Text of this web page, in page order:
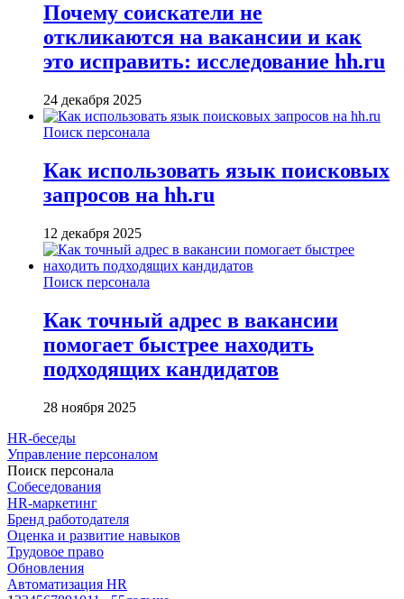
Почему соискатели не
откликаются на вакансии и как
это исправить: исследование hh.ru
24 декабря 2025
Поиск персонала
Как использовать язык поисковых
запросов на hh.ru
12 декабря 2025
Поиск персонала
Как точный адрес в вакансии
помогает быстрее находить
подходящих кандидатов
28 ноября 2025
HR-беседы
Управление персоналом
Поиск персонала
Собеседования
HR-маркетинг
Бренд работодателя
Оценка и развитие навыков
Трудовое право
Обновления
Автоматизация HR